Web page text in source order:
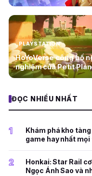
PLAYSTATION
HoYoVerse công bố
nghiệm của Petit
ĐỌC NHIỀU NHẤT
1
Khám phá kho
game hay nhất mọi
2
Honkai: Star Rail
Ngọc Ánh Sao và